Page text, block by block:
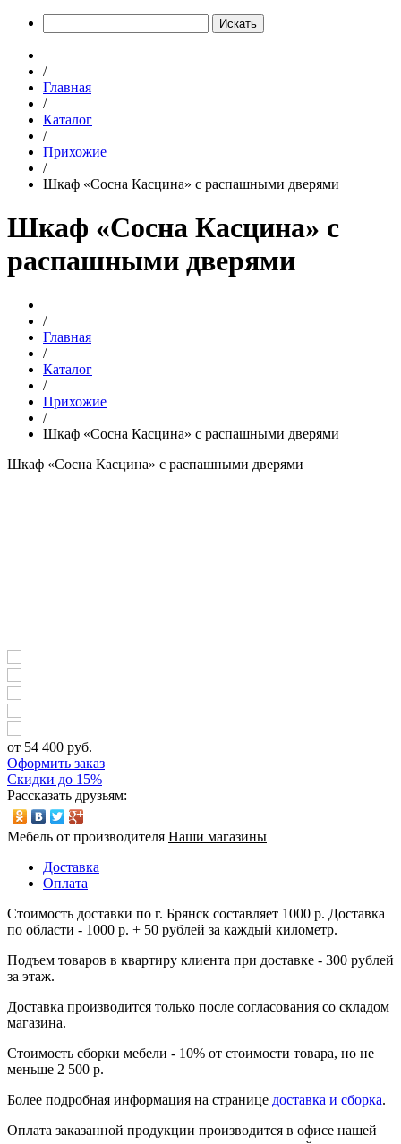
Искать
/
Главная
/
Каталог
/
Прихожие
/
Шкаф «Сосна Касцина» с распашными дверями
Шкаф «Сосна Касцина» с
распашными дверями
/
Главная
/
Каталог
/
Прихожие
/
Шкаф «Сосна Касцина» с распашными дверями
Шкаф «Сосна Касцина» с распашными дверями
от 54 400 руб.
Оформить заказ
Скидки до 15%
Рассказать друзьям:
Мебель от производителя Наши магазины
Доставка
Оплата
Стоимость доставки по г. Брянск составляет 1000 р. Доставка
по области - 1000 р. + 50 рублей за каждый километр.
Подъем товаров в квартиру клиента при доставке - 300 рублей
за этаж.
Доставка производится только после согласования со складом
магазина.
Стоимость сборки мебели - 10% от стоимости товара, но не
меньше 2 500 р.
Более подробная информация на странице доставка и сборка.
Оплата заказанной продукции производится в офисе нашей